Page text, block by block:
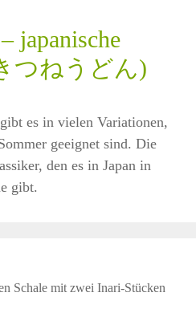
japanische
つねうどん)
es in vielen Variationen,
geeignet sind. Die
den es in Japan in
gibt.